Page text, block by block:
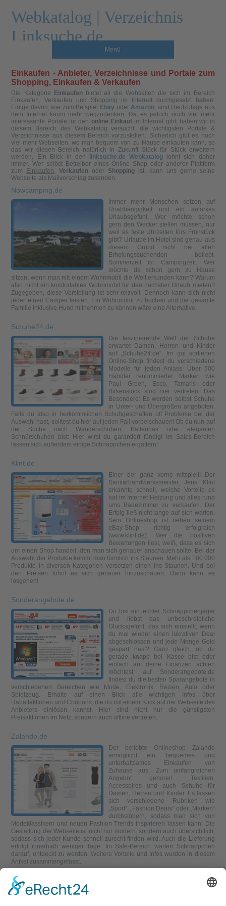
Webkatalog | Verzeichnis
Linksuche.de
Menü
Einkaufen - Anbieter, Verzeichnisse und Portale zum
Shopping, Einkaufen & Verkaufen
Die Kategorie Einkaufenbietet all die Webseiten die sich im Bereich
Einkaufen, Verkaufen und Shopping im Internet durchgesetzt haben.
Einige davon, wie zum Beispiel
Ebay oderAmazon, sind Heutzutage aus
dem Internet kaum mehr wegzudenken. Da es jedoch noch viel mehr
interessante Portale für den online Einkaufim Internet gibt, haben wir in
diesem Bereich des Webkatalog versucht, die wichtigsten Portale &
Verzeichnisse aus diesem Bereich vorzustellen. Sicherlich gibt es noch
viel mehr Webseiten, wo man bequem von zu Hause einkaufen kann, so
das wir diesen Bereich natürlich in Zukunft Stück für Stück erweitern
werden. Ein Blick in den
linksuche.de Webkatalog lohnt sich daher
immer. Wer selbst Betreiber eines Online Shop oder anderer Plattform
zum
Einkaufen,Verkaufen oder Shopping ist, kann uns gerne seine
Webseite als Mailvorschlag zusenden.
Nowcamping.de
Immer mehr Menschen setzen auf
Unabhängigkeit und ein autarkes
Urlaubsgefühl. Wer möchte schon
gern den Wecker stellen müssen, nur
weil es feste Uhrzeiten fürs Frühstück
gibt? Urlaube im Hotel sind genau aus
diesem Grund nicht bei allen
Erholungssuchenden beliebt.
Sommerzeit ist Campingzeit. Wer
möchte da schon gern zu Hause
sitzen, wenn man mit einem Wohnmobil die Welt erkunden kann? Warum
also nicht ein komfortables Wohnmobil für den nächsten Urlaub mieten?
Zugegeben, diese Vorstellung ist sehr reizvoll. Dennoch kann sich nicht
jeder einen Camper leisten. Ein Wohnmobil zu buchen und die gesamte
Familie inklusive Hund mitnehmen zu können wäre eine Alternative.
Schuhe24.de
Die faszinierende Welt der Schuhe
erwartet Damen, Herren und Kinder
auf „Schuhe24.de“. Im gut sortierten
Online-Shop findest du verschiedene
Modelle für jeden Anlass. Über 500
Händler renommierter Marken wie
Paul Green, Ecco, Tamaris oder
Birkenstock sind hier vertreten. Das
Besondere: Es werden selbst Schuhe
in Unter- und Übergrößen angeboten.
Falls du also in herkömmlichen Schuhgeschäften oft Probleme bei der
Auswahl hast, solltest du hier auf jeden Fall vorbeischauen! Ob du nun auf
der Suche nach Wanderschuhen, Ballerinas oder eleganten
Schnürschuhen bist: Hier wirst du garantiert fündig! Im Sales-Bereich
lassen sich außerdem einige Schnäppchen ergattern!
Klint.de
Einer der ganz vorne mitspielt! Der
Sanitärhandwerksmeister Jens Klint
erkannte schnell, welche Vorteile es
hat im Internet Heizung und alles rund
ums Badezimmer zu verkaufen. Der
Erfolg ließ nicht lange auf sich warten.
Sein Onlineshop ist neben seinem
eBay-Shop richtig erfolgreich
(www.klint.de). Wer die positiven
Bewertungen liest, weiß, dass es sich
um einen Shop handelt, den man sich genauer anschauen sollte. Bei der
Auswahl der Produkte kommt man förmlich ins Staunen. Mehr als 100.000
Produkte in diversen Kategorien versetzen einen ins Staunen. Und bei
den Preisen lohnt es sich genauer hinzuschauen. Dann kann es
losgehen!
Sonderangebote.de
Du bist ein echter Schnäppchenjäger
und liebst das unbeschreibliche
Glücksgefühl, das sich einstellt, wenn
du mal wieder einen lukrativen Deal
abgeschlossen und jede Menge Geld
gespart hast? Ganz gleich, ob du
gerade knapp bei Kasse bist oder
einfach auf deine Finanzen achten
möchtest, auf Sonderangebote.de
findest du die besten Sparangebote in
verschiedenen Bereichen wie Mode, Elektronik, Reisen, Auto oder
Spielzeug. Erhalte auf einen Blick alle wichtigen Infos über
Rabattaktionen und Coupons, die du mit einem Klick auf der Webseite des
Anbieters einlösen kannst. Hier sind nicht nur die günstigsten
Preisaktionen im Netz, sondern auch offline vertreten.
Zalando.de
Der beliebte Onlineshop Zalando
ermöglicht ein bequemes und
unterhaltsames Einkaufen von
Zuhause aus. Zum umfangreichen
Angebot gehören Textilien,
Accessoires und auch Schuhe für
Damen, Herren und Kinder. Es lassen
sich verschiedene Rubriken wie
„Sport“, „Fashion Deals“ oder „Marken“
durchstöbern, sodass man sich von
Modeklassikern und neuen Fashion Trends inspirieren lassen kann. Die
Gestaltung der Webseite ist nicht nur modern, sondern auch übersichtlich,
sodass sich jeder Kunde schnell zurecht finden wird. Auch die Lieferung
erfolgt innerhalb weniger Tage. Im Sale-Bereich warten Schnäppchen
darauf, entdeckt zu werden. Weitere Vorteile und Infos wurden in diesem
Artikel zusammengefasst.
Seite 1 von 2